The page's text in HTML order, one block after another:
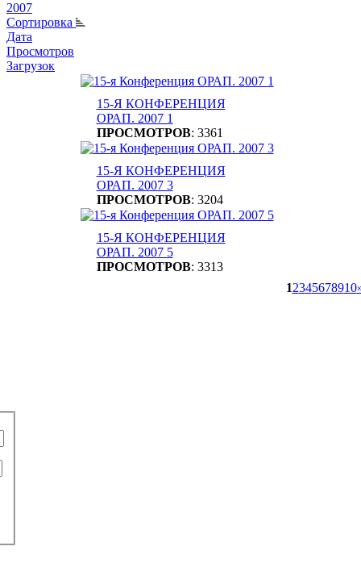
2007
Сортировка
Дата
Просмотров
Загрузок
15-Я КОНФЕРЕНЦИЯ
ОРАП. 2007 1
ПРОСМОТРОВ: 3361
15-Я КОНФЕРЕНЦИЯ
ОРАП. 2007 3
ПРОСМОТРОВ: 3204
15-Я КОНФЕРЕНЦИЯ
ОРАП. 2007 5
ПРОСМОТРОВ: 3313
12345678910